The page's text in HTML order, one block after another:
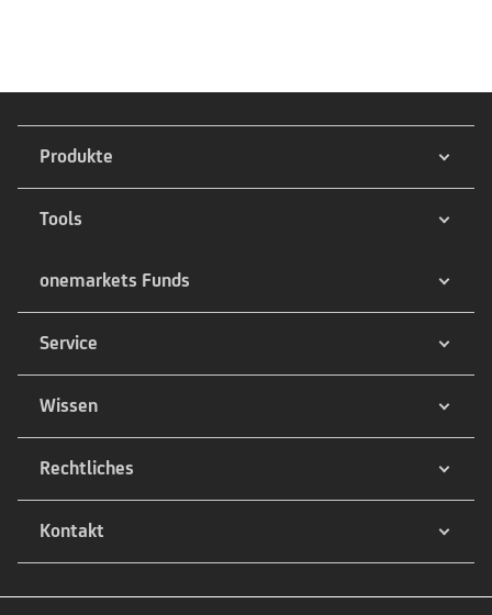
Produkte
Tools
onemarkets Funds
Service
Wissen
Rechtliches
Kontakt